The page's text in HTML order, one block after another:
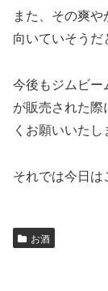
また、その爽
向いていそうだ
今後もジムビ
が販売された
くお願いいたし
それでは今日は
お酒